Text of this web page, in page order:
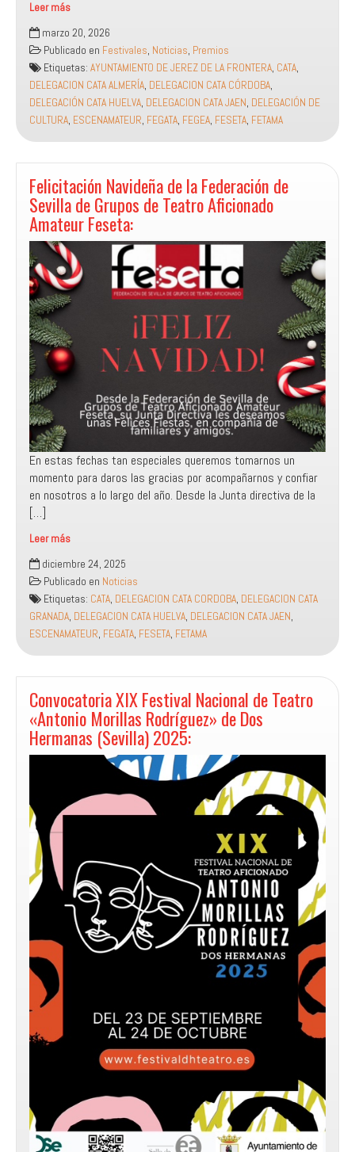
Leer más
Convocatoria
I
Festival
Andaluz
de
Teatro
Amateur
Ciudad
de
Jerez
de
la
Frontera
(Cádiz):
marzo 20, 2026
Publicado en Festivales, Noticias, Premios
Etiquetas: AYUNTAMIENTO DE JEREZ DE LA FRONTERA, CATA,
DELEGACION CATA ALMERÍA, DELEGACION CATA CÓRDOBA,
DELEGACIÓN CATA HUELVA, DELEGACION CATA JAEN, DELEGACIÓN DE
CULTURA, ESCENAMATEUR, FEGATA, FEGEA, FESETA, FETAMA
Felicitación Navideña de la Federación de
Sevilla de Grupos de Teatro Aficionado
Amateur Feseta:
En estas fechas tan especiales queremos tomarnos un
momento para daros las gracias por acompañarnos y confiar
en nosotros a lo largo del año. Desde la Junta directiva de la
[…]
Leer más
Felicitación
Navideña
de
la
Federación
de
Sevilla
de
Grupos
de
Teatro
Aficionado
diciembre 24, 2025
Publicado en Noticias
Etiquetas: CATA, DELEGACION CATA CORDOBA, DELEGACION CATA
GRANADA, DELEGACION CATA HUELVA, DELEGACION CATA JAEN,
ESCENAMATEUR, FEGATA, FESETA, FETAMA
Convocatoria XIX Festival Nacional de Teatro
«Antonio Morillas Rodríguez» de Dos
Hermanas (Sevilla) 2025: